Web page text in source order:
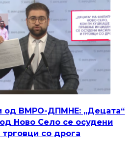
од ВМРО-ДПМНЕ: „Децата“
Ново Село се осудени
со дрога